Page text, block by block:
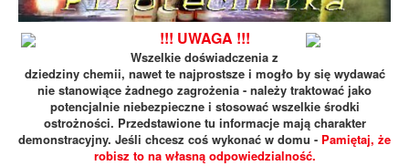
!!! UWAGA !!!
Wszelkie doświadczenia z
dziedziny chemii, nawet te najprostsze i mogło by się wydawać
nie stanowiące żadnego zagrożenia - należy traktować jako
potencjalnie niebezpieczne i stosować wszelkie środki
ostrożności. Przedstawione tu informacje mają charakter
demonstracyjny. Jeśli chcesz coś wykonać w domu - Pamiętaj, że
robisz to na własną odpowiedzialność.